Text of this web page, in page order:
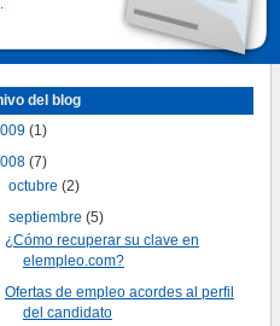
del blog
(1)
(7)
octubre (2)
septiembre (5)
¿Cómo recuperar su clave en
elempleo.com?
Ofertas de empleo acordes al perfil
del candidato